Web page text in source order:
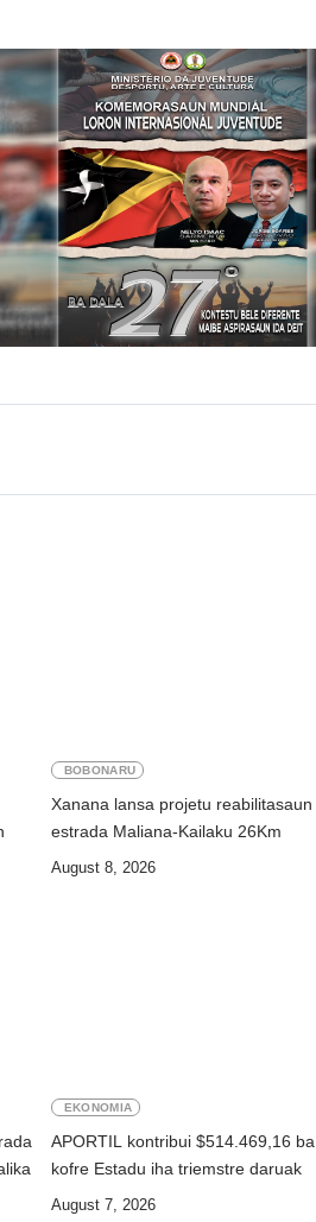
BOBONARU
Xanana lansa projetu reabilitasaun
estrada Maliana-Kailaku 26Km
August 8, 2026
EKONOMIA
APORTIL kontribui $514.469,16 ba
kofre Estadu iha triemstre daruak
August 7, 2026